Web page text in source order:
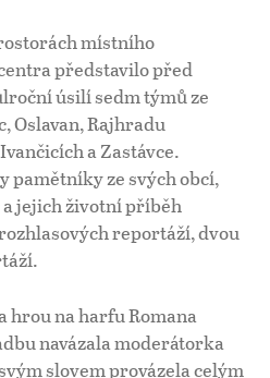
místního
představilo před
úsilí sedm týmů ze
Oslavan, Rajhradu
a Zastávce.
pamětníky ze svých obcí,
jejich životní příběh
reportáží, dvou
hrou na harfu Romana
navázala moderátorka
slovem provázela celým